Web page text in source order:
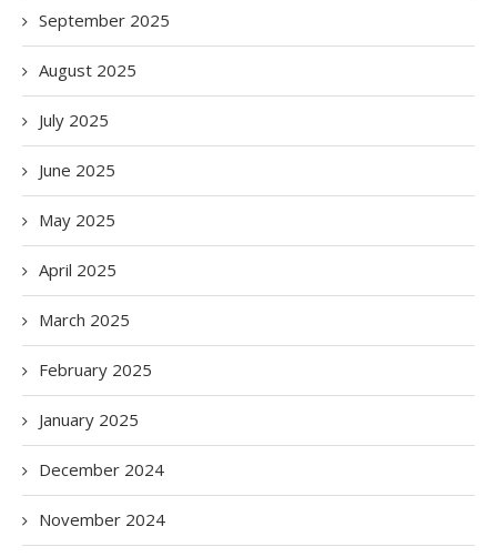
September 2025
August 2025
July 2025
June 2025
May 2025
April 2025
March 2025
February 2025
January 2025
December 2024
November 2024